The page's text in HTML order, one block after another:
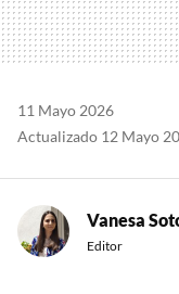
11 Mayo 2026
Actualizado 12 Mayo
Vanesa
Editor